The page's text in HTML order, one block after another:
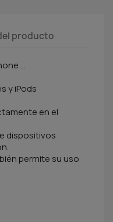
producto
...
y iPods
en el
dispositivos
permite su uso